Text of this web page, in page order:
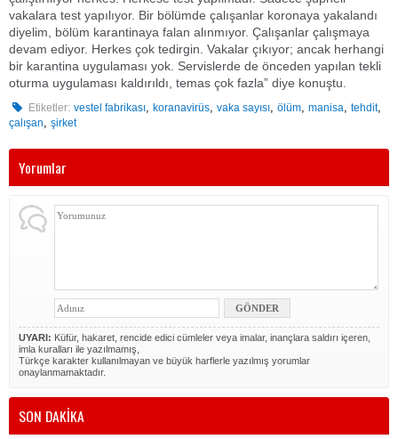
vakalara test yapılıyor. Bir bölümde çalışanlar koronaya yakalandı
diyelim, bölüm karantinaya falan alınmıyor. Çalışanlar çalışmaya
devam ediyor. Herkes çok tedirgin. Vakalar çıkıyor; ancak herhangi
bir karantina uygulaması yok. Servislerde de önceden yapılan tekli
oturma uygulaması kaldırıldı, temas çok fazla” diye konuştu.
Etiketler: vestel fabrikası,koranavirüs,vaka sayısı,ölüm,manisa,tehdit,
çalışan, şirket
Yorumlar
UYARI: Küfür, hakaret, rencide edici cümleler veya imalar, inançlara saldırı içeren,
imla kuralları ile yazılmamış,
Türkçe karakter kullanılmayan ve büyük harflerle yazılmış yorumlar
onaylanmamaktadır.
SON DAKİKA